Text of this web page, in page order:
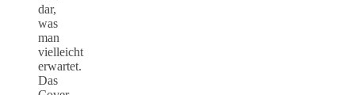
dar,
was
man
vielleicht
erwartet.
Das